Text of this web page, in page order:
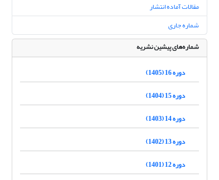
مقالات آماده انتشار
شماره جاری
شماره‌های پیشین نشریه
دوره 16 (1405)
دوره 15 (1404)
دوره 14 (1403)
دوره 13 (1402)
دوره 12 (1401)